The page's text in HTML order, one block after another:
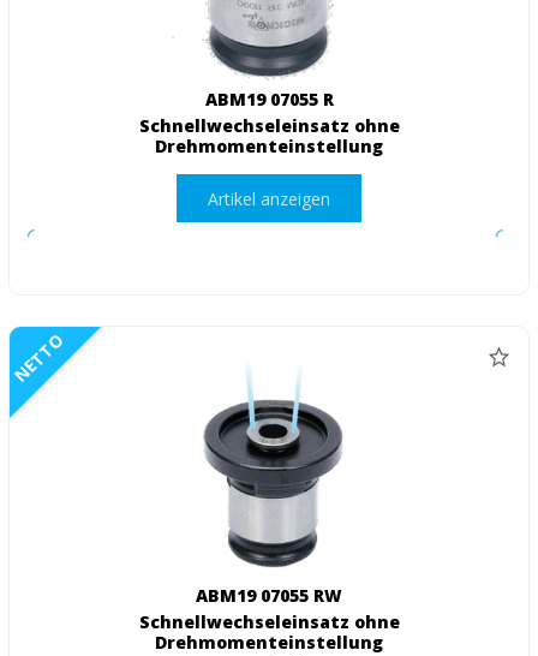
ABM19 07055 R
Schnellwechseleinsatz ohne
Drehmomenteinstellung
Artikel anzeigen
NETTO
ABM19 07055 RW
Schnellwechseleinsatz ohne
Drehmomenteinstellung